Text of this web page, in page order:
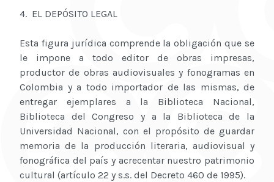
4. EL DEPÓSITO LEGAL
Esta figura jurídica comprende la obligación que se
le impone a todo editor de obras impresas,
productor de obras audiovisuales y fonogramas en
Colombia y a todo importador de las mismas, de
entregar ejemplares a la Biblioteca Nacional,
Biblioteca del Congreso y a la Biblioteca de la
Universidad Nacional, con el propósito de guardar
memoria de la producción literaria, audiovisual y
fonográfica del país y acrecentar nuestro patrimonio
cultural (artículo 22 y s.s. del Decreto 460 de 1995).